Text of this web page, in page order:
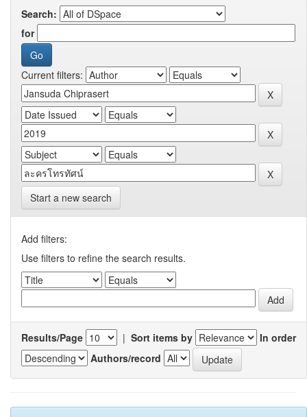
Search:
for
Current filters:
Start a new search
Add filters:
Use filters to refine the search results.
Results/Page | Sort items by
In order
Authors/record